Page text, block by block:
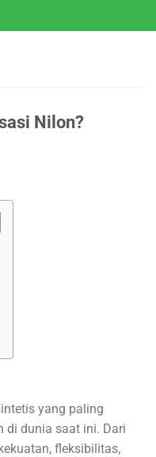
Nilon?
yang paling
di dunia saat ini. Dari
fleksibilitas,